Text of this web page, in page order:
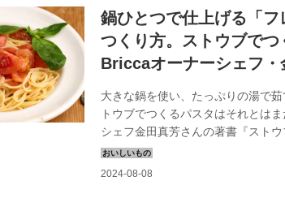
鍋ひとつで仕上げる「
つくり方。ストウブでつ
Briccaオーナーシェフ・
大きな鍋を使い、たっぷりの湯で
トウブでつくるパスタはそれとは
シェフ金田真芳さんの著書『スト
局）より、ストウブでつくるパス
つくり方をご紹介します。